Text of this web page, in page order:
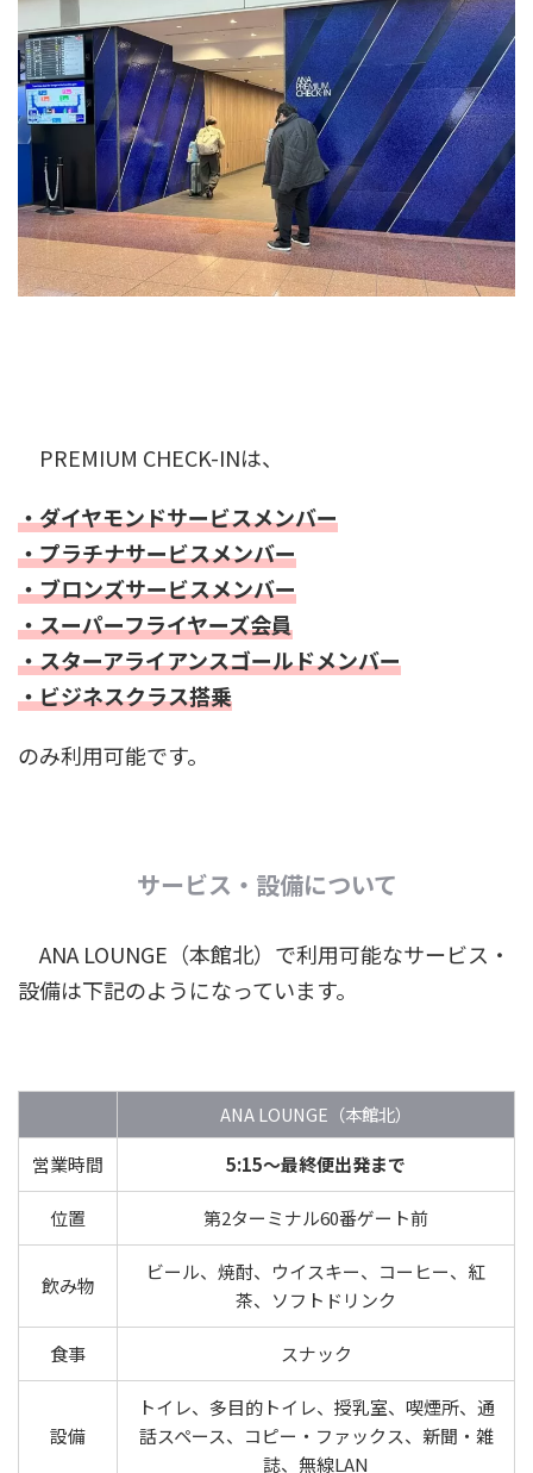
PREMIUM CHECK-INは、
・ダイヤモンドサービスメンバー
・プラチナサービスメンバー
・ブロンズサービスメンバー
・スーパーフライヤーズ会員
・スターアライアンスゴールドメンバー
・ビジネスクラス搭乗
のみ利用可能です。
サービス・設備について
ANA LOUNGE（本館北）で利用可能なサービス・
設備は下記のようになっています。
ANA LOUNGE（本館北）
営業時間
5:15～最終便出発まで
位置 第2ターミナル60番ゲート前
飲み物
ビール、焼酎、ウイスキー、コーヒー、紅
茶、ソフトドリンク
食事 スナック
設備
トイレ、多目的トイレ、授乳室、喫煙所、通
話スペース、コピー・ファックス、新聞・雑
誌、無線LAN